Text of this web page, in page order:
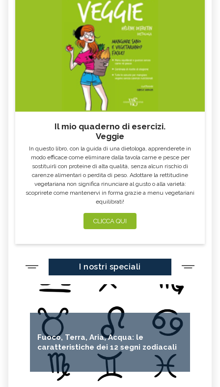
Il mio quaderno di esercizi.
Veggie
In questo libro, con la guida di una dietologa, apprenderete in
modo efficace come eliminare dalla tavola carne e pesce per
sostituirli con proteine di alta qualità, senza alcun rischio di
carenze alimentari o perdita di peso. Adottare la rettitudine
vegetariana non significa rinunciare al gusto o alla varietà:
scoprirete come mantenervi in forma grazie a menu vegetariani
equilibrati!
CLICCA QUI
I nostri speciali
Fuoco, Terra, Aria, Acqua: le
caratteristiche dei 12 segni zodiacali